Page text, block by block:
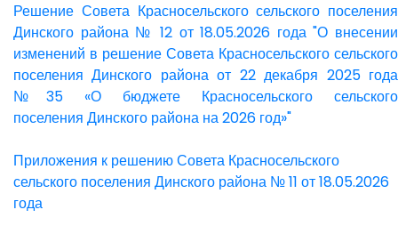
Решение Совета Красносельского сельского поселения
Динского района № 12 от 18.05.2026 года "О внесении
изменений в решение Совета Красносельского сельского
поселения Динского района от 22 декабря 2025 года
№35 «О бюджете Красносельского сельского
поселения Динского района на 2026 год»"
Приложения к решению Совета Красносельского
сельского поселения Динского района № 11 от 18.05.2026
года